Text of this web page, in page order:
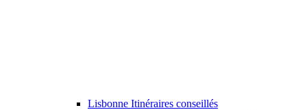
Lisbonne Itinéraires conseillés